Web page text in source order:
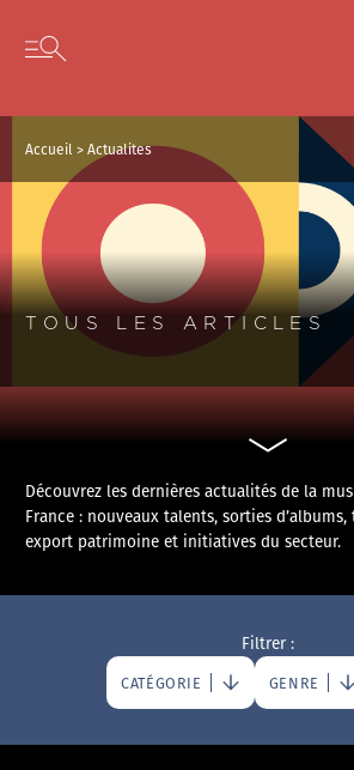
Skip to content
Open secondary menu
Accueil >Actualites
TOUS LES ARTICLES
Découvrez les dernières actualités de la
France : nouveaux talents, sorties
export patrimoine et initiatives du secteur.
Filtrer :
CATÉGORIE GENRE